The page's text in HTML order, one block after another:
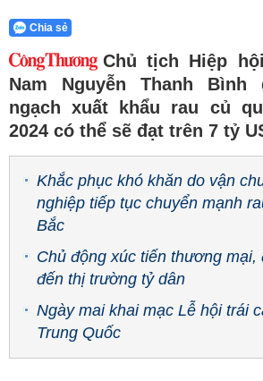
Chia sẻ
Chủ tịch Hiệp
Nam Nguyễn Thanh
ngạch xuất khẩu rau củ
2024 có thể sẽ đạt trên 7 tỷ
Khắc phục khó khăn do vận
nghiệp tiếp tục chuyển mạnh
Bắc
Chủ động xúc tiến thương mại,
đến thị trường tỷ dân
Ngày mai khai mạc Lễ hội trái
Trung Quốc